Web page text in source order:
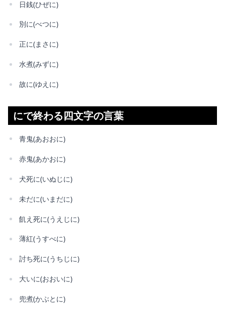
日銭(ひぜに)
別に(べつに)
正に(まさに)
水煮(みずに)
故に(ゆえに)
にで終わる四文字の言葉
青鬼(あおおに)
赤鬼(あかおに)
犬死に(いぬじに)
未だに(いまだに)
飢え死に(うえじに)
薄紅(うすべに)
討ち死に(うちじに)
大いに(おおいに)
兜煮(かぶとに)